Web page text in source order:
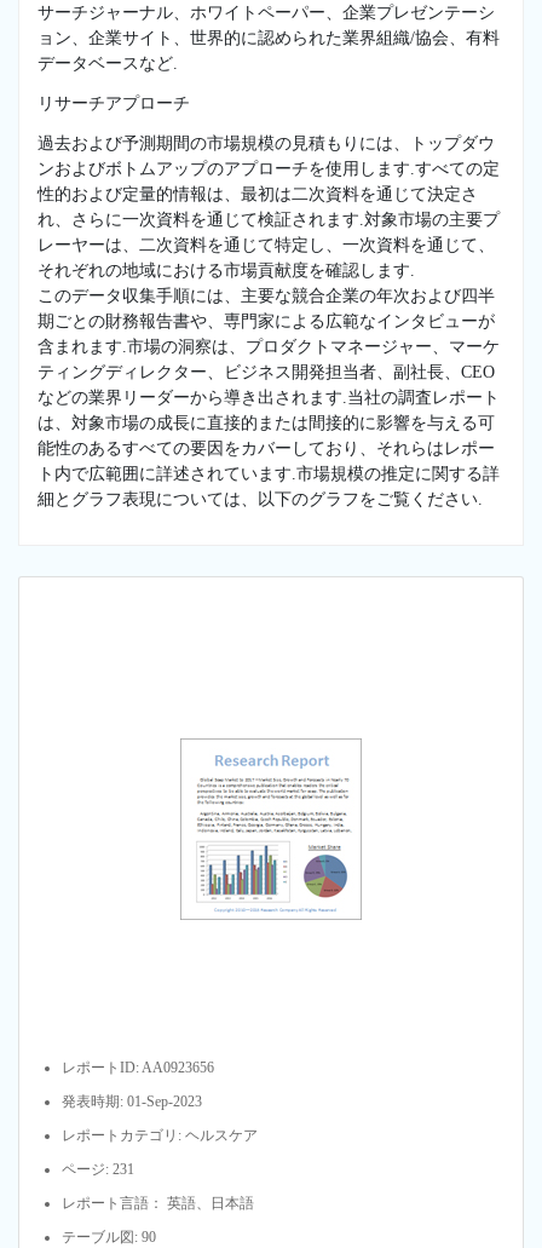
サーチジャーナル、ホワイトペーパー、企業プレゼンテーシ
ョン、企業サイト、世界的に認められた業界組織/協会、有料
データベースなど.
リサーチアプローチ
過去および予測期間の市場規模の見積もりには、トップダウ
ンおよびボトムアップのアプローチを使用します.すべての定
性的および定量的情報は、最初は二次資料を通じて決定さ
れ、さらに一次資料を通じて検証されます.対象市場の主要プ
レーヤーは、二次資料を通じて特定し、一次資料を通じて、
それぞれの地域における市場貢献度を確認します.
このデータ収集手順には、主要な競合企業の年次および四半
期ごとの財務報告書や、専門家による広範なインタビューが
含まれます.市場の洞察は、プロダクトマネージャー、マーケ
ティングディレクター、ビジネス開発担当者、副社長、CEO
などの業界リーダーから導き出されます.当社の調査レポート
は、対象市場の成長に直接的または間接的に影響を与える可
能性のあるすべての要因をカバーしており、それらはレポー
ト内で広範囲に詳述されています.市場規模の推定に関する詳
細とグラフ表現については、以下のグラフをご覧ください.
レポートID: AA0923656
発表時期: 01-Sep-2023
レポートカテゴリ: ヘルスケア
ページ: 231
レポート言語： 英語、日本語
テーブル図: 90